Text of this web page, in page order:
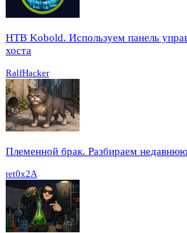
HTB Kobold. Используем панель
хоста
RalfHacker
Племенной брак. Разбираем
ret0x2A